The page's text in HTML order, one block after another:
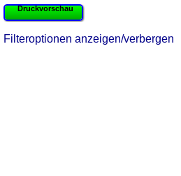
Druckvorschau
Filteroptionen anzeigen/verbergen